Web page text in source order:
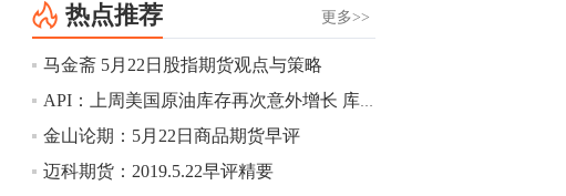
14:23
跌幅达6%，报689.5元/吨，刷新近两个月
低位。
14:20
更多>>
热点推荐
马金斋 5月22日股指期货观点与策略
API：上周美国原油库存再次意外增长 库欣库存也继续攀升
金山论期：5月22日商品期货早评
迈科期货：2019.5.22早评精要